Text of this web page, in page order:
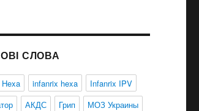
СЛОВА
infanrix hexa
Infanrix IPV
АКДС Грип
МОЗ Украины